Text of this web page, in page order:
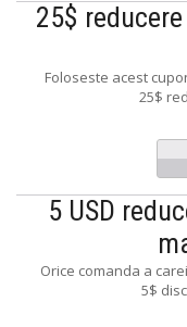
25$
Foloseste acest
25$
5 USD
Orice comanda a
5$